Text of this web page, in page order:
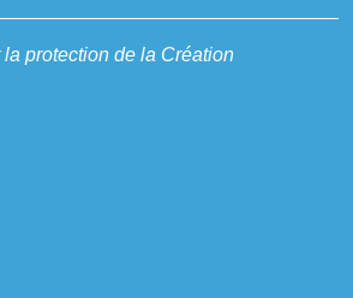
protection de la Création